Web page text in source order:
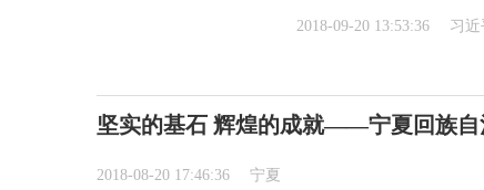
2018-09-20 13:53:36 习近
坚实的基石 辉煌的成就——宁夏回族自
2018-08-20 17:46:36 宁夏